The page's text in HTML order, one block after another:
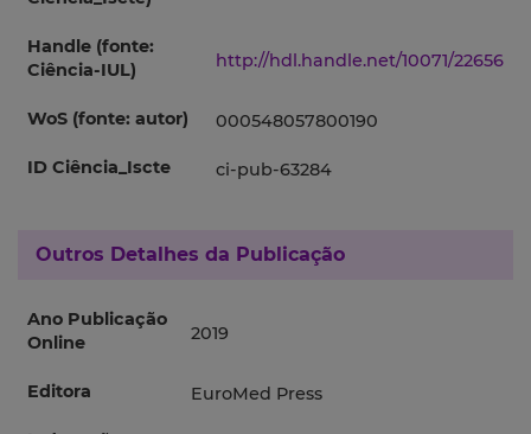
Handle (fonte:
Ciência-IUL)
http://hdl.handle.net/10071/22656
WoS (fonte: autor) 000548057800190
ID Ciência_Iscte ci-pub-63284
Outros Detalhes da Publicação
Ano Publicação
Online
2019
Editora EuroMed Press